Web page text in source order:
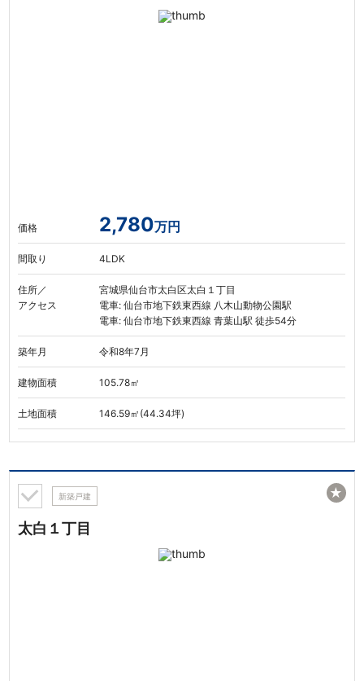
価格 2,780万円
間取り 4LDK
住所／
アクセス
宮城県仙台市太白区太白１丁目
電車: 仙台市地下鉄東西線 八木山動物公園駅
電車: 仙台市地下鉄東西線 青葉山駅 徒歩54分
築年月 令和8年7月
建物面積 105.78㎡
土地面積 146.59㎡(44.34坪)
新築戸建
太白１丁目
★